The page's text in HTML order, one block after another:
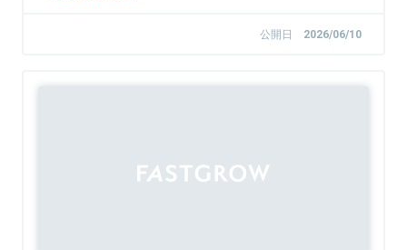
公開日 2026/06/10